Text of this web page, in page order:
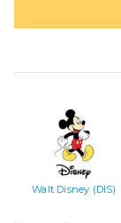
Walt Disney (DIS)